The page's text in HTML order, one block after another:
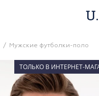
Мужские футболки-поло
ТОЛЬКО В ИНТЕРНЕТ-